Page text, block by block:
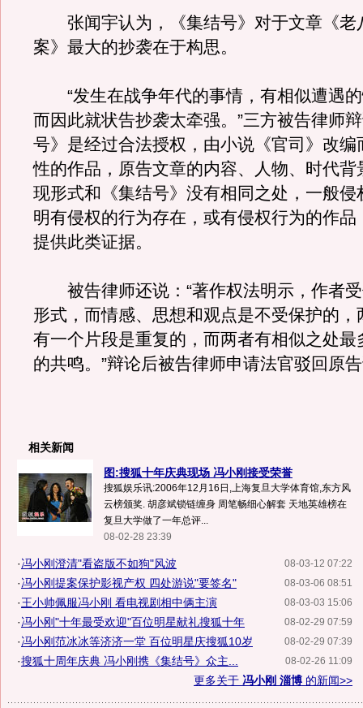
张闻宇认为，《集结号》对于文章《老
案》最大的抄袭在于构思。
“发生在战争年代的事情，有相似遭遇的
而因此就状告抄袭太牵强。”三方被告律师
号》是经过合法授权，由小说《官司》改编
性的作品，原告文章的内容、人物、时代背
现形式和《集结号》没有相同之处，一般侵
明有侵权的行为存在，或有侵权行为的作品
提供此类证据。
被告律师还说：“著作权法明示，作者受
形式，而情感、思想和观点是不受保护的，
有一个片段是重复的，而两者有相似之处最
的共鸣。”辩论后被告律师申请法官驳回原
相关新闻
图:搜狐十年庆典现场 冯小刚接受荣誉
搜狐娱乐讯:2006年12月16日,上海复旦大学体育馆,东方风
云榜颁奖. 胡彦斌锁链缠身 周笔畅细心解套 天地英雄榜在
复旦大学做了一年总评...
08-02-28 23:39
08-03-12 07:22
·冯小刚澄清"看盗版不如狗"风波
08-03-06 08:51
·冯小刚提案保护影视产权 四处游说"要签名"
08-03-03 15:06
·王小帅佩服冯小刚 看电视剧相中俩主演
08-02-29 07:59
·冯小刚"十年最受欢迎"百位明星献礼搜狐十年
08-02-29 07:39
·冯小刚范冰冰等济济一堂 百位明星庆搜狐10岁
08-02-26 11:09
·搜狐十周年庆典 冯小刚携《集结号》众主...
更多关于 冯小刚 淄博 的新闻>>